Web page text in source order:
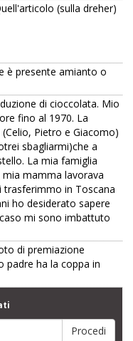
(sulla dreher)
è presente amianto o
di cioccolata. Mio
fino al 1970. La
Pietro e Giacomo)
sbagliarmi)che a
La mia famiglia
mia mamma lavorava
trasferimmo in Toscana
ho desiderato sapere
mi sono imbattuto
di premiazione
padre ha la coppa in